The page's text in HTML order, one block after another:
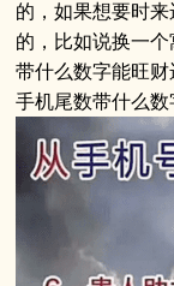
的，如果想要时
的，比如说换一
带什么数字能旺财
手机尾数带什么数